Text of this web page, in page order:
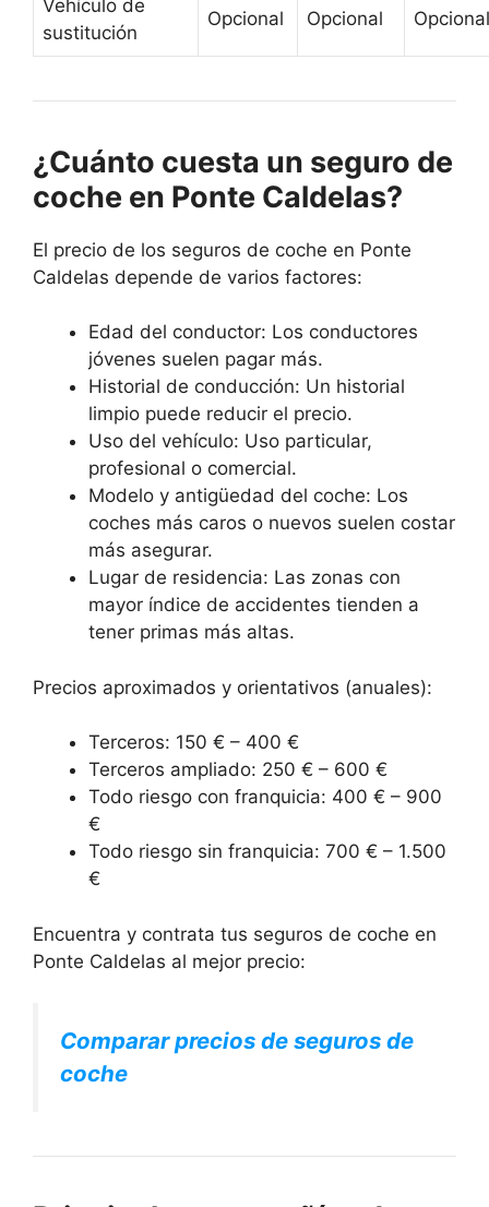
Vehículo de
sustitución
Opcional Opcional Opcional
¿Cuánto cuesta un seguro de
coche en Ponte Caldelas?
El precio de los seguros de coche en Ponte
Caldelas depende de varios factores:
Edad del conductor: Los conductores
jóvenes suelen pagar más.
Historial de conducción: Un historial
limpio puede reducir el precio.
Uso del vehículo: Uso particular,
profesional o comercial.
Modelo y antigüedad del coche: Los
coches más caros o nuevos suelen costar
más asegurar.
Lugar de residencia: Las zonas con
mayor índice de accidentes tienden a
tener primas más altas.
Precios aproximados y orientativos (anuales):
Terceros: 150 € – 400 €
Terceros ampliado: 250 € – 600 €
Todo riesgo con franquicia: 400 € – 900
€
Todo riesgo sin franquicia: 700 € – 1.500
€
Encuentra y contrata tus seguros de coche en
Ponte Caldelas al mejor precio:
Comparar precios de seguros de
coche